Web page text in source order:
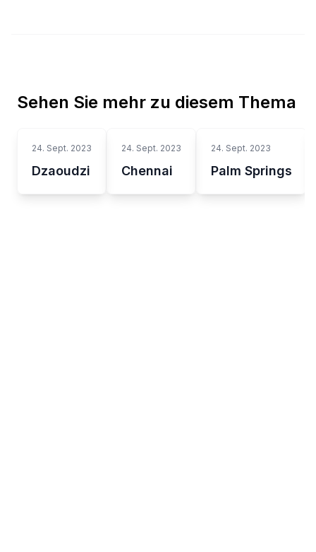
Sehen Sie mehr zu diesem Thema
24. Sept. 2023
Dzaoudzi
24. Sept. 2023
Chennai
24. Sept. 2023
Palm Springs